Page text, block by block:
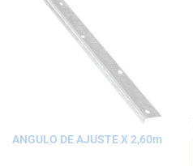
ANGULO DE AJUSTE X 2,60m